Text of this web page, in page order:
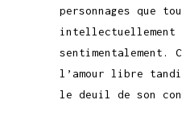
personnages que
intellectuellement
sentimentalement.
l’amour libre
le deuil de son